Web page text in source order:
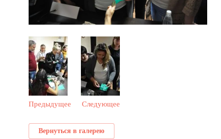
Предыдущее Следующее
Вернуться в галерею